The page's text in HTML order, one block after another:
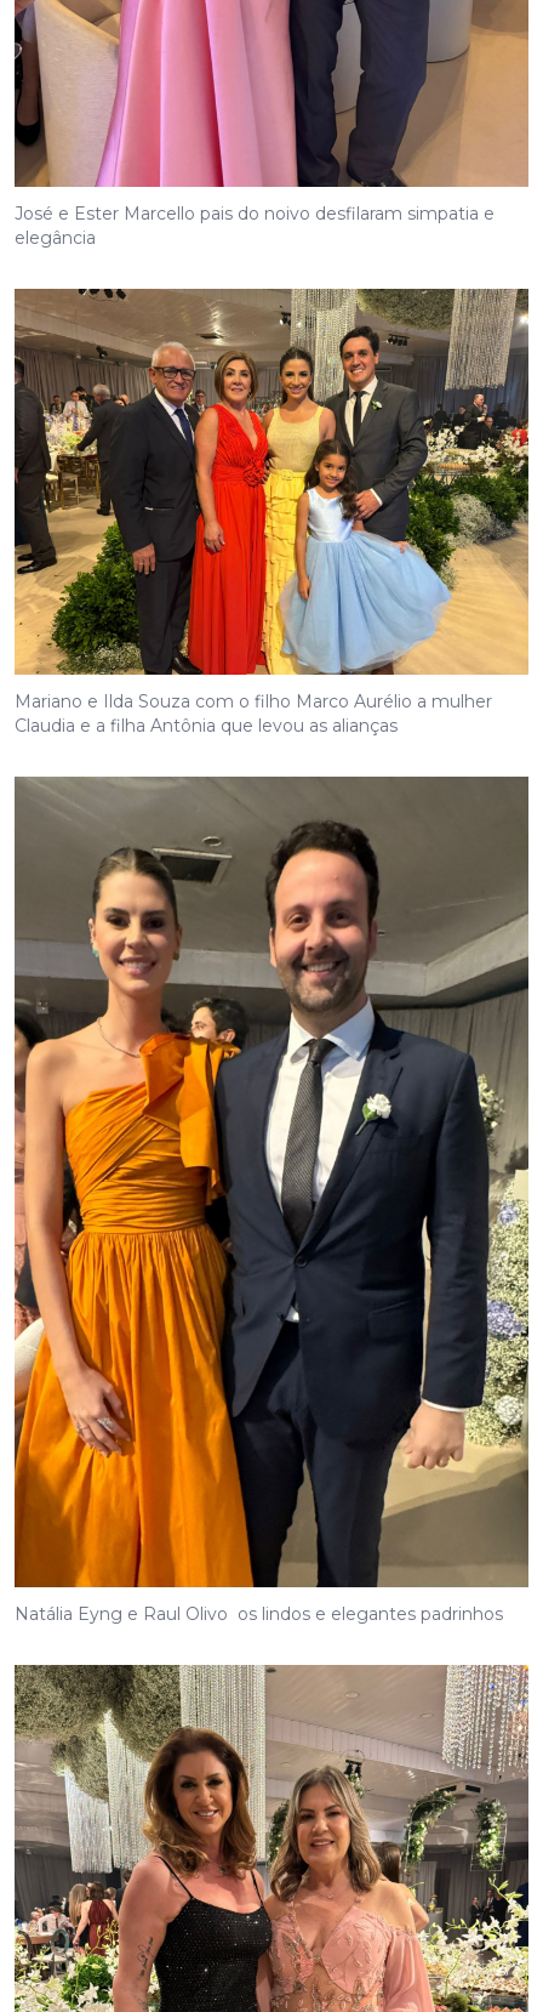
José e Ester Marcello pais do noivo desfilaram simpatia e
elegância
Mariano e Ilda Souza com o filho Marco Aurélio a mulher
Claudia e a filha Antônia que levou as alianças
Natália Eyng e Raul Olivo os lindos e elegantes padrinhos